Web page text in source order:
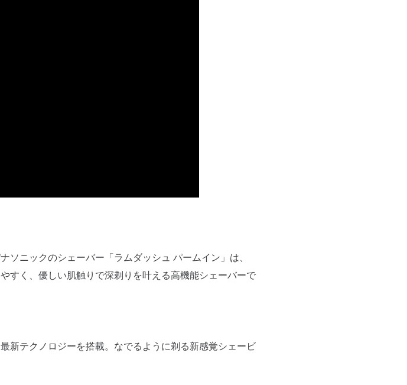
ニックのシェーバー「ラムダッシュ パームイン」は、
すく、優しい肌触りで深剃りを叶える高機能シェーバーで
新テクノロジーを搭載。なでるように剃る新感覚シェービ